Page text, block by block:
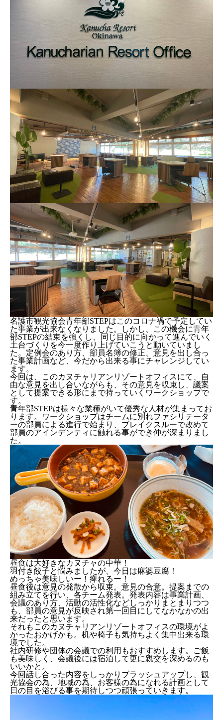
名護市観光協会青年部STEPはこのコロナ禍で予定してい
た事業が出来なくなりました。しかし、この機会に青年
部STEPの結束を強くし、同じ目的に向かって進んでいく
土台づくりを今一度作り上げていこうと動いていまし
た。定例会のあり方、部員名簿の修正、意見を出し合っ
た事業計画など、今だから出来る事にチャレンジしてい
ます。
今回は、このカヌチャリアンリゾートオフィスにて、自
由な意見を出し合いながらも、その意見を収束し、議案
として提案できる形にまで持っていくワークショップで
す。
青年部STEPは様々な業種がいて優秀な人材が集まってお
ります。ワークショップはチームに別れファシリテータ
ーの部員による進行で始まり、ブレイクスルーで改めて
部員のアインデンティに触れる事ができ仲が深まりまし
た。
昼食は大好きなカヌチャの中華！
羽付き餃子と悩みましたが、今日は麻婆豆腐！
めっちゃ美味しいー！痺れるー！
昼食後は意見の発散から収束。意見の合意。提案までの
組み立てを行い、各チーム発表。発表内容は事業計画、
会議のあり方、活動の活性化などしっかりまとまりつつ
も、部員の意見が反映され第一回目にしてなかなかの出
来だったと思います。
それもこのカヌチャリアンリゾートオフィスの環境がよ
かったおかげかも。机や椅子も気持ちよく集中出来る環
境でした。
社内研修や団体の会議での利用もおすすめします。ご飯
も美味しく、会議後には宿泊して更に親交を深めるのも
いいかと。
今回話し合った内容をしっかりブラッシュアップし、観
光協会の為、地域の為、お客様の為になれる計画として
日の目を浴びる事を期待しつつ頑張っていきます。